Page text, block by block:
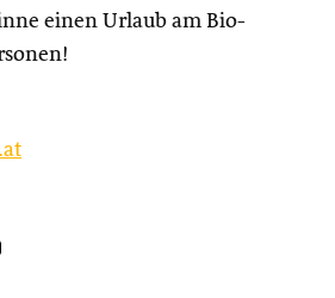
einen Urlaub am Bio-